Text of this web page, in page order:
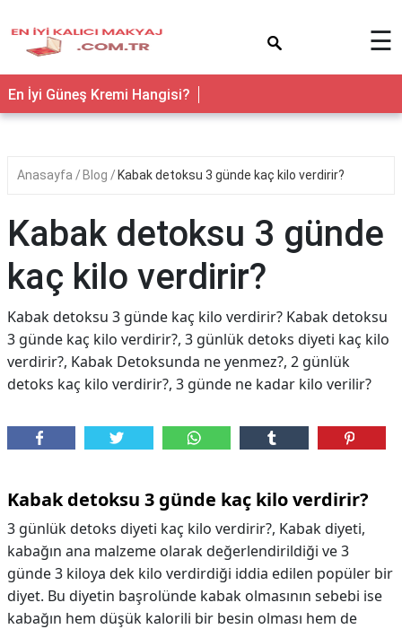
☰
En İyi Güneş Kremi Hangisi?
Anasayfa Blog Kabak detoksu 3 günde kaç kilo verdirir?
Kabak detoksu 3 günde
kaç kilo verdirir?
Kabak detoksu 3 günde kaç kilo verdirir? Kabak detoksu
3 günde kaç kilo verdirir?, 3 günlük detoks diyeti kaç kilo
verdirir?, Kabak Detoksunda ne yenmez?, 2 günlük
detoks kaç kilo verdirir?, 3 günde ne kadar kilo verilir?
Kabak detoksu 3 günde kaç kilo verdirir?
3 günlük detoks diyeti kaç kilo verdirir?, Kabak diyeti,
kabağın ana malzeme olarak değerlendirildiği ve 3
günde 3 kiloya dek kilo verdirdiği iddia edilen popüler bir
diyet. Bu diyetin başrolünde kabak olmasının sebebi ise
kabağın hem düşük kalorili bir besin olması hem de